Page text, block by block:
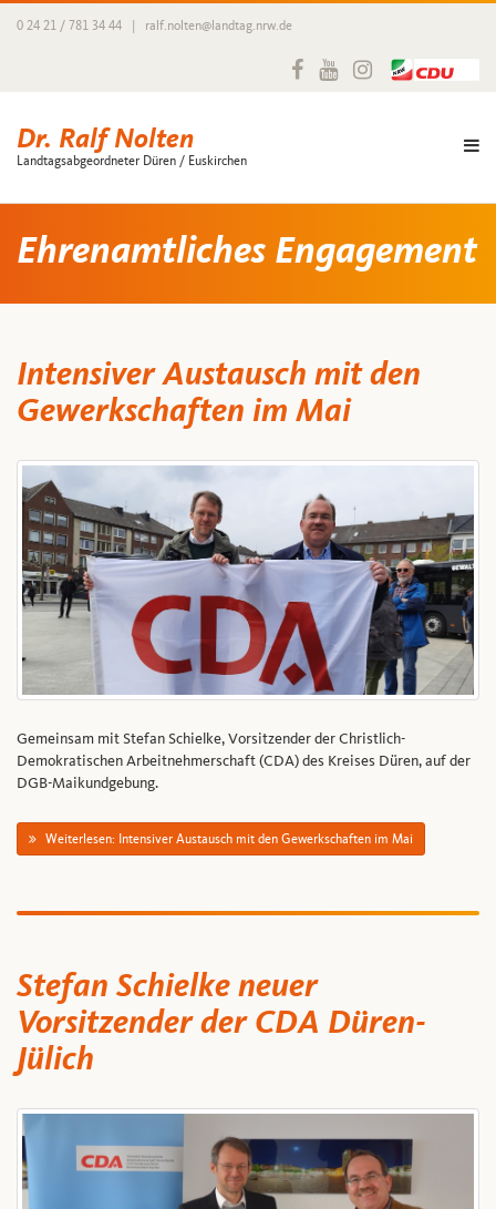
0 24 21 / 781 34 44 ralf.nolten@landtag.nrw.de
Dr. Ralf Nolten
Landtagsabgeordneter Düren / Euskirchen
Ehrenamtliches Engagement
Intensiver Austausch mit den
Gewerkschaften im Mai
Gemeinsam mit Stefan Schielke, Vorsitzender der Christlich-
Demokratischen Arbeitnehmerschaft (CDA) des Kreises Düren, auf der
DGB-Maikundgebung.
Weiterlesen: Intensiver Austausch mit den Gewerkschaften im Mai
Stefan Schielke neuer
Vorsitzender der CDA Düren-
Jülich